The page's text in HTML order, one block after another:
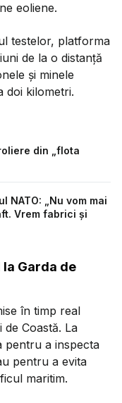
eoliene.
testelor, platforma
de la o distanță
și minele
doi kilometri.
din „flota
NATO: „Nu vom mai
Vrem fabrici și
Garda de
în timp real
Coastă. La
pentru a inspecta
pentru a evita
maritim.